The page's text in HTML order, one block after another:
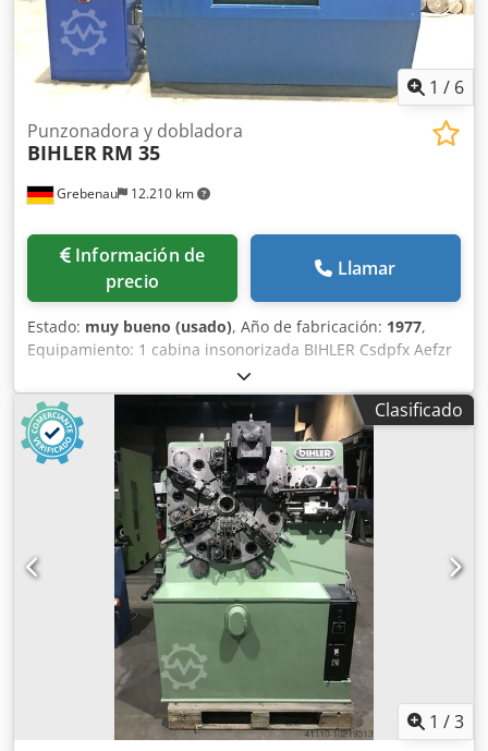
1 / 6
Grebenau 12.210 km
Punzonadora y dobladora
BIHLER RM 35
Información de
precio
Llamar
Estado: muy bueno (usado), Año de fabricación: 1977,
Equipamiento: 1 cabina insonorizada BIHLER Csdpfx Aefzr
Aqsgdeha 1 dispositivo de alimentación por pinzas, lado
derecho 1 prensa excéntrica de 70 kN 4 unidades de
corredera estándar 1 unidad de corredera estrecha Área
de trabajo: Rango de grosor del alambre: 0,5 - 3,5 mm
Ancho de la banda: hasta 32 mm Longitud de
alimentación: hasta 170 mm Rendimiento: hasta 250/min.
Clasificado
1 /3